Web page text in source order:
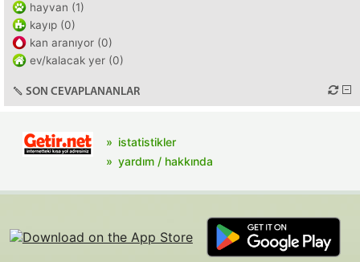
hayvan (1)
kayıp (0)
kan aranıyor (0)
ev/kalacak yer (0)
SON CEVAPLANANLAR
istatistikler
yardım / hakkında